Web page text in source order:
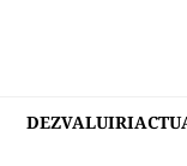
DEZVALUIRI